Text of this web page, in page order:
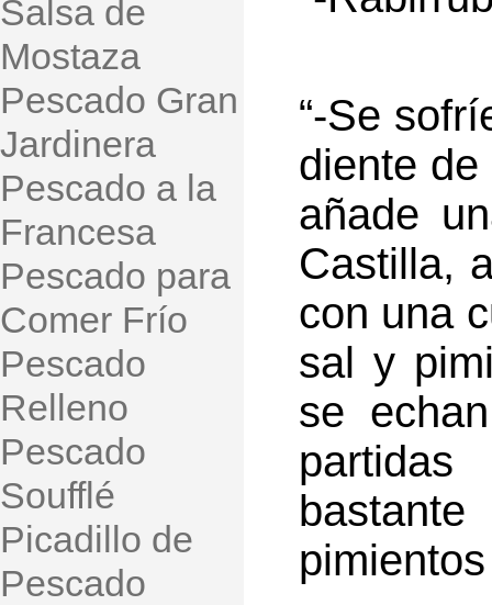
Salsa de
Mostaza
Pescado Gran
Jardinera
Pescado a la
Francesa
Pescado para
Comer Frío
Pescado
Relleno
Pescado
Soufflé
Picadillo de
Pescado
“-Se
diente
añade
Castilla,
con una
sal y
se